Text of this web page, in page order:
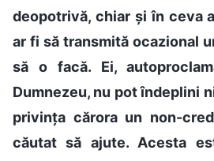
deopotrivă, chiar și în ceva
ar fi să transmită ocazional
să o facă. Ei,
Dumnezeu, nu pot îndeplini
privința cărora un non-
căutat să ajute. Acesta